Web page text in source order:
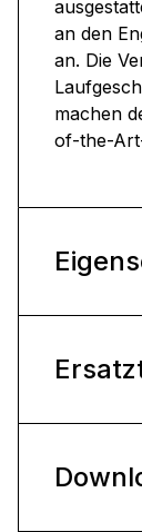
an den
an. Die
machen
of-the-